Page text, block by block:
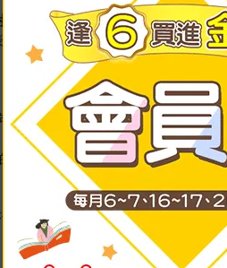
日檢考題
」，都重視達成「恰當應答&發
助於強化日本語能力試驗（JLPT）
中文，1 句日文）
會話力困境」。目前有「生活實
檸檬樹－標準日本語【每日一句】